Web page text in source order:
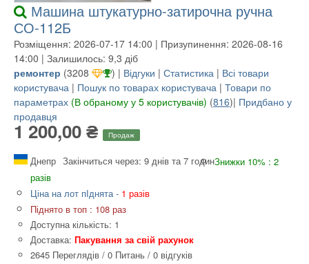
Машина штукатурно-затирочна ручна
СО-112Б
Розміщення: 2026-07-17 14:00 | Призупинення: 2026-08-16
14:00 | Залишилось: 9,3 діб
ремонтер (3208 ) | Відгуки | Статистика | Всі товари
користувача | Пошук по товарах користувача | Товари по
параметрах (В обраному у 5 користувачів) (816)| Придбано у
продавця
1 200,00 ₴ Продаж
Днепр Закінчиться через: 9 днів та 7 годинЗнижки 10% : 2
разів
Ціна на лот пІднята - 1 разів
Піднято в топ : 108 раз
Доступна кількість: 1
Доставка: Пакування за свій рахунок
2645 Переглядів / 0 Питань / 0 відгуків